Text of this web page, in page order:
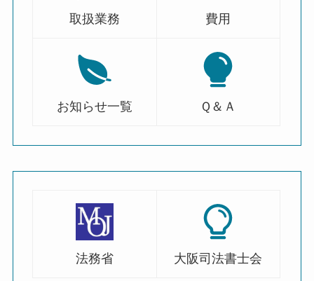
取扱業務 費用
お知らせ一覧 Ｑ＆Ａ
法務省 大阪司法書士会